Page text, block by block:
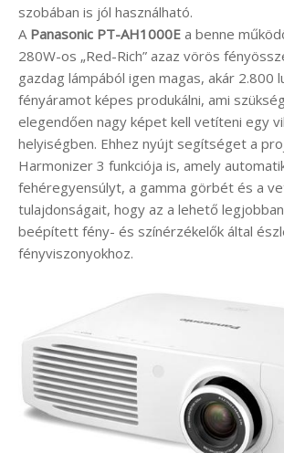
szobában is jól használható.
A Panasonic PT-AH1000E a benne
280W-os „Red-Rich” azaz vörös
gazdag lámpából igen magas, akár 2.800
fényáramot képes produkálni, ami
elegendően nagy képet kell vetíteni egy
helyiségben. Ehhez nyújt segítséget a
Harmonizer 3 funkciója is, amely
fehéregyensúlyt, a gamma görbét és a
tulajdonságait, hogy az a lehető
beépített fény- és színérzékelők által
fényviszonyokhoz.